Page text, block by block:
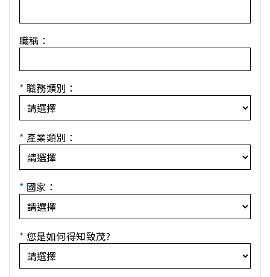
職稱：
* 職務類別：
* 產業類別：
* 國家：
* 您是如何得知致茂?